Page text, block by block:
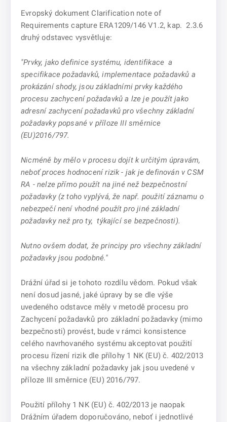
Evropský dokument Clarification note of
Requirements capture ERA1209/146 V1.2, kap. 2.3.6
druhý odstavec vysvětluje:
"Prvky, jakodefinice systému, identifikace a
specifikace požadavků,implementace požadavků a
prokázání shody,jsou základními prvky každého
procesu zachycení požadavků a lze je použít jako
adresní zachycení požadavků pro všechny základní
požadavky popsané v příloze III směrnice
(EU)2016/797.
Nicméně by mělo v procesu dojít k určitým úpravám,
neboť proces hodnocení rizik - jak je definován v CSM
RA - nelze přímo použít na jiné než bezpečnostní
požadavky (z toho vyplývá, že např. použití záznamu o
nebezpečí není vhodné použít pro jiné základní
požadavky než pro ty, týkající se bezpečnosti).
Nutno ovšem dodat, že principy pro všechny základní
požadavky jsou podobné."
Drážní úřad si je tohoto rozdílu vědom. Pokud však
není dosud jasné, jaké úpravy by se dle výše
uvedeného odstavce měly v metodě procesu pro
Zachycení požadavků pro základní požadavky (mimo
bezpečnosti) provést, bude v rámci konsistence
celého navrhovaného systému akceptovat použití
procesu řízení rizik dle přílohy 1 NK (EU) č. 402/2013
na všechny základní požadavky jak jsou uvedené v
příloze III směrnice (EU) 2016/797.
Použití přílohy 1 NK (EU) č. 402/2013 je naopak
Drážním úřadem doporučováno, neboť i jednotlivé